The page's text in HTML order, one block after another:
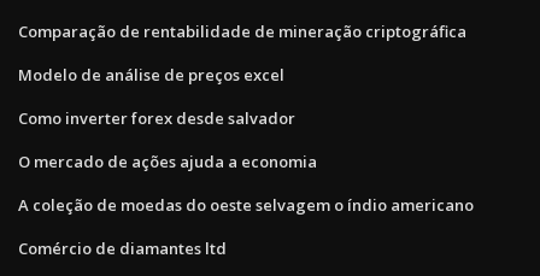
Comparação de rentabilidade de mineração criptográfica
Modelo de análise de preços excel
Como inverter forex desde salvador
O mercado de ações ajuda a economia
A coleção de moedas do oeste selvagem o índio americano
Comércio de diamantes ltd